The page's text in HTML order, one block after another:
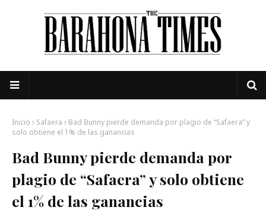
Inicio Safaera
Bad Bunny pierde demanda por plagio de “Safaera” y
solo obtiene el 1% de las ganancias
Bad Bunny pierde demanda por
plagio de “Safaera” y solo obtiene
el 1% de las ganancias